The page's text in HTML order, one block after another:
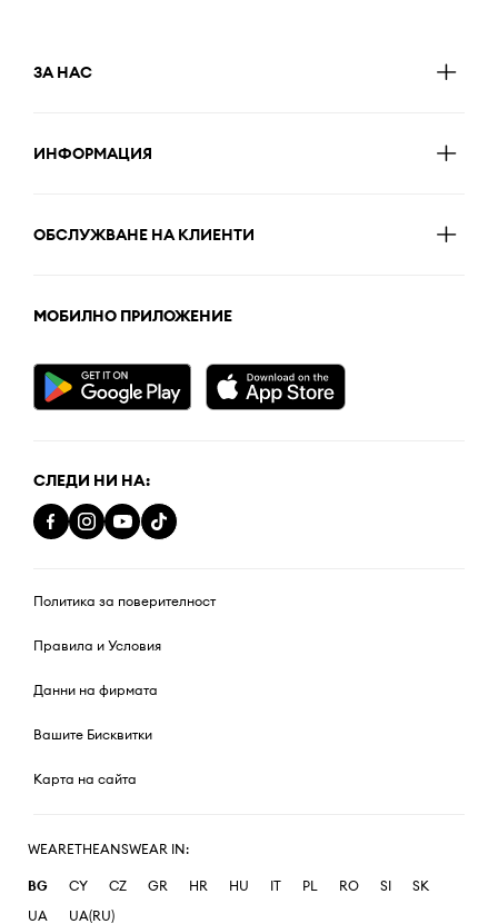
ЗА НАС
ИНФОРМАЦИЯ
ОБСЛУЖВАНЕ НА КЛИЕНТИ
МОБИЛНО ПРИЛОЖЕНИЕ
СЛЕДИ НИ НА:
Политика за поверителност
Правила и Условия
Данни на фирмата
Вашите Бисквитки
Карта на сайта
WEARETHEANSWEAR IN:
BG CY CZ GR HR HU IT PL RO SI
SK
UA
UA(RU)